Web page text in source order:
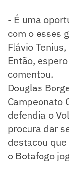
- É uma
com o esses
Flávio
Então,
comentou.
Douglas
Campeonato
defendia o
procura dar
destacou
o Botafogo